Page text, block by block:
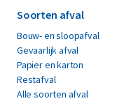
Soorten afval
Bouw- en sloopafval
Gevaarlijk afval
Papier en karton
Restafval
Alle soorten afval